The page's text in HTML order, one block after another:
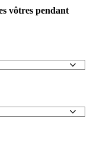
vôtres pendant